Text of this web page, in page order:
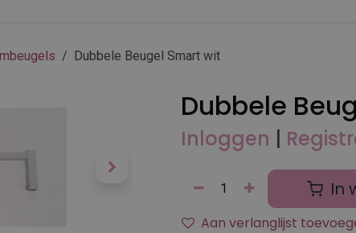
Dubbele Beugel Smart wit
Dubbele
Inloggen |
In
Aan verlanglijst